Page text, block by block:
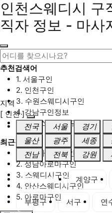
인천스웨디시 구
직자 정보 - 마사
추천검색어
1. 서울구인
2. 인천구인
3. 수원스웨디시구인
4. 강남구인정보
5. 동탄스웨디시구인
최근검색어
1. 일산마사지구인
2. 성남아로마구인
3. 스웨디시구인
4. 안산스웨디시구인
5. 아로마구인
지역
[ 인천 ]
전국
서울 경기
울산
광주 세종
전남
전북 강원
인천 전체 계양구
부평구 서구 연